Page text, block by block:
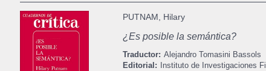
PUTNAM, Hilary
¿Es posible la semántica?
Traductor: Alejandro Tomasini Bassols
Editorial:
Instituto de Investigaciones